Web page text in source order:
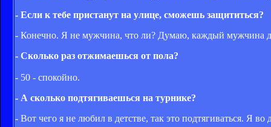
- Если к тебе пристанут на улице, сможешь защититься?
- Конечно. Я не мужчина, что ли? Думаю, каждый мужчина
- Сколько раз отжимаешься от пола?
- 50 - спокойно.
- А сколько подтягиваешься на турнике?
- Вот чего я не любил в детстве, так это подтягиваться. Я